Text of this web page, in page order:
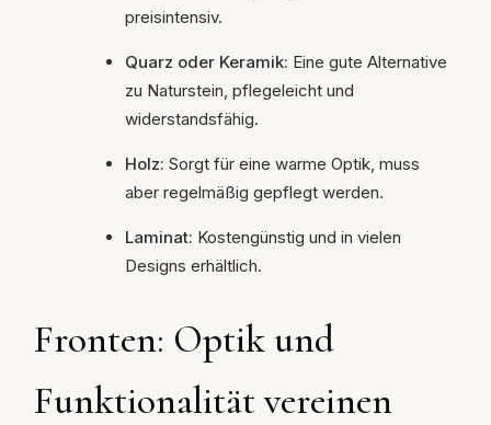
preisintensiv.
Quarz oder Keramik: Eine gute Alternative
zu Naturstein, pflegeleicht und
widerstandsfähig.
Holz: Sorgt für eine warme Optik, muss
aber regelmäßig gepflegt werden.
Laminat: Kostengünstig und in vielen
Designs erhältlich.
Fronten: Optik und
Funktionalität vereinen